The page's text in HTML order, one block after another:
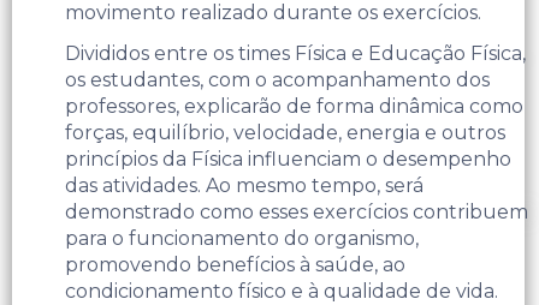
movimento realizado durante os exercícios.
Divididos entre os times Física e Educação Física,
os estudantes, com o acompanhamento dos
professores, explicarão de forma dinâmica como
forças, equilíbrio, velocidade, energia e outros
princípios da Física influenciam o desempenho
das atividades. Ao mesmo tempo, será
demonstrado como esses exercícios contribuem
para o funcionamento do organismo,
promovendo benefícios à saúde, ao
condicionamento físico e à qualidade de vida.